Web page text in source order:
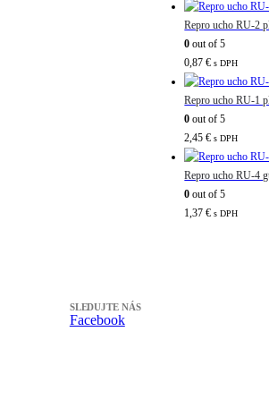
Repro ucho RU-2
0 out of 5
0,87€ s DPH
Repro ucho RU-1
0 out of 5
2,45€ s DPH
Repro ucho RU-4
0 out of 5
1,37€ s DPH
SLEDUJTE NÁS
Facebook